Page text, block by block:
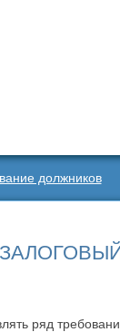
должников
ряд